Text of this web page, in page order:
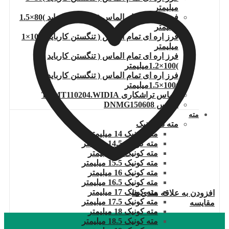
میلیمتر
فرز اره ای تمام الماس ( تنگستن کارباید )80×1.5
میلیمتر
فرز اره ای تمام الماس ( تنگستن کارباید )100×1
میلیمتر
فرز اره ای تمام الماس ( تنگستن کارباید
)100×1.2میلیمتر
فرز اره ای تمام الماس ( تنگستن کارباید
)100×1.5میلیمتر
الماس تراشکاری TCMT110204.WIDIA
الماس DNMG150608
مته
مته ته کونیک
مته کونیک 14 میلیمتر
مته کونیک 14.5 میلیمتر
مته کونیک 15 میلیمتر
مته کونیک 15.5 میلیمتر
مته کونیک 16 میلیمتر
مته کونیک 16.5 میلیمتر
مته کونیک 17 میلیمتر
مته کونیک 17.5 میلیمتر
مته کونیک 18 میلیمتر
مته کونیک 18.5 میلیمتر
افزودن به علاقه مندی ها
مقایسه